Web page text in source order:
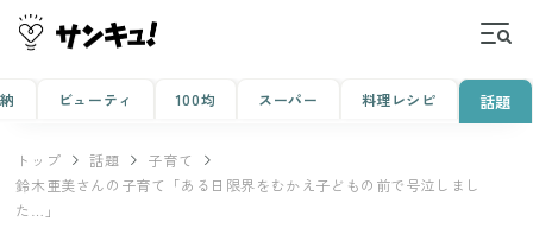
ビューティ 100均 スーパー 料理レシピ 話題
トップ 話題
子育て
鈴木亜美さんの子育て「ある日限界をむかえ子どもの前で号泣しまし
た…」